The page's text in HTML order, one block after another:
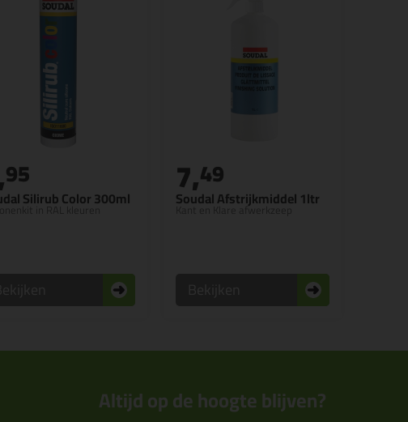
Silirub Color 300ml
in RAL kleuren
95
Soudal Afstrijkmiddel 1ltr
Kant en Klare afwerkzeep
7,49
Altijd op de hoogte blijven?